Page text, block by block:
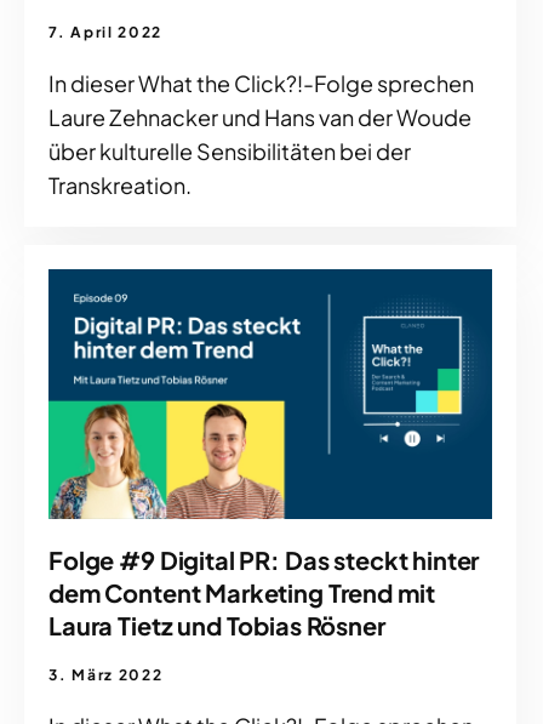
7. April 2022
In dieser What the Click?!-Folge sprechen
Laure Zehnacker und Hans van der Woude
über kulturelle Sensibilitäten bei der
Transkreation.
Folge #9 Digital PR: Das steckt hinter
dem Content Marketing Trend mit
Laura Tietz und Tobias Rösner
3. März 2022